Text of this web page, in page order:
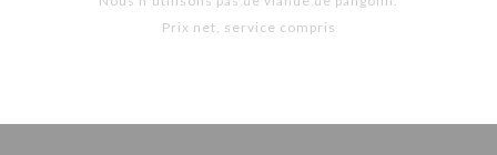
Prix net, service compris